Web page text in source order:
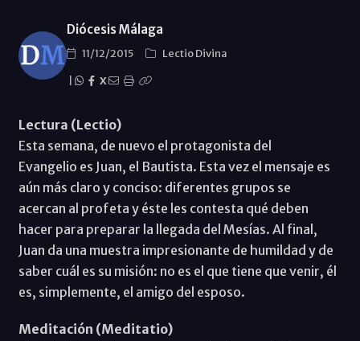
Diócesis Málaga
11/12/2015
Lectio Divina
X
Lectura (Lectio)
Esta semana, de nuevo el protagonista del
Evangelio es Juan, el Bautista. Esta vez el mensaje es
aún más claro y conciso: diferentes grupos se
acercan al profeta y éste les contesta qué deben
hacer para preparar la llegada del Mesías. Al final,
Juan da una muestra impresionante de humildad y de
saber cuál es su misión: no es el que tiene que venir, él
es, simplemente, el amigo del esposo.
Meditación (Meditatio)